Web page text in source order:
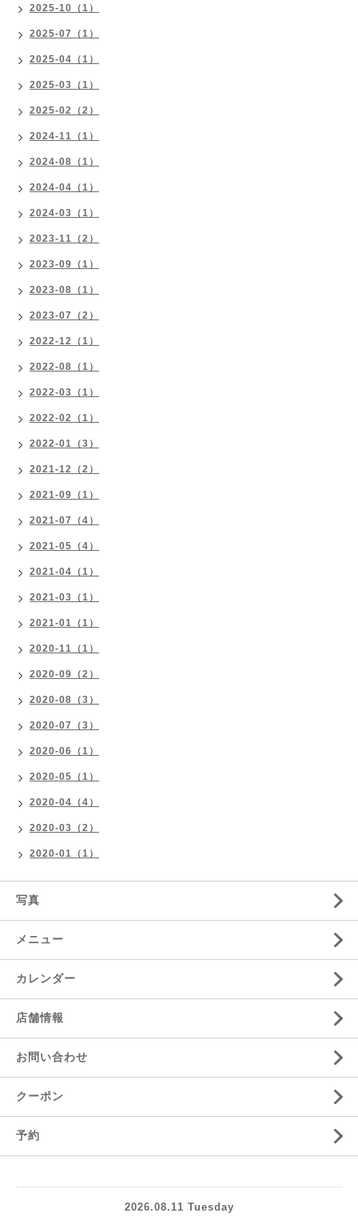
2025-10（1）
2025-07（1）
2025-04（1）
2025-03（1）
2025-02（2）
2024-11（1）
2024-08（1）
2024-04（1）
2024-03（1）
2023-11（2）
2023-09（1）
2023-08（1）
2023-07（2）
2022-12（1）
2022-08（1）
2022-03（1）
2022-02（1）
2022-01（3）
2021-12（2）
2021-09（1）
2021-07（4）
2021-05（4）
2021-04（1）
2021-03（1）
2021-01（1）
2020-11（1）
2020-09（2）
2020-08（3）
2020-07（3）
2020-06（1）
2020-05（1）
2020-04（4）
2020-03（2）
2020-01（1）
写真
メニュー
カレンダー
店舗情報
お問い合わせ
クーポン
予約
2026.08.11 Tuesday